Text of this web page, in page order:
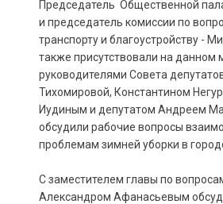
Председатель Общественной
и председатель комиссии по
транспорту и благоустройству -
также присутствовали на данном
руководителями Совета
Тихомировой, Константином
Иудиным и депутатом Андреем
обсудили рабочие вопросы
проблемам зимней уборки в
С заместителем главы по
Александром Афанасьевым